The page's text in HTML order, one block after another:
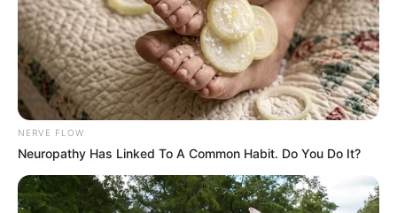
NERVE FLOW
Neuropathy Has Linked To A Common Habit. Do You Do It?